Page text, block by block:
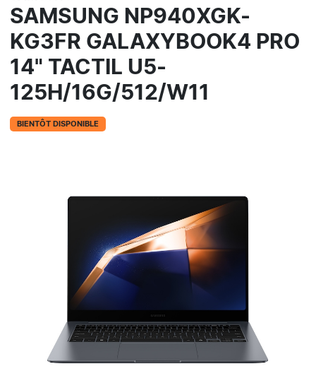
SAMSUNG NP940XGK-
KG3FR GALAXYBOOK4 PRO
14" TACTIL U5-
125H/16G/512/W11
BIENTÔT DISPONIBLE